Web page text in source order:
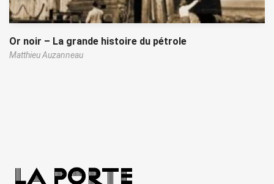
Or noir – La grande histoire du pétrole
Matthieu Auzanneau